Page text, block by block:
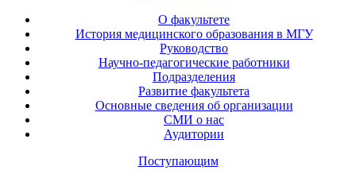
О факультете
История медицинского образования в МГУ
Руководство
Научно-педагогические работники
Подразделения
Развитие факультета
Основные сведения об организации
СМИ о нас
Аудитории
Поступающим